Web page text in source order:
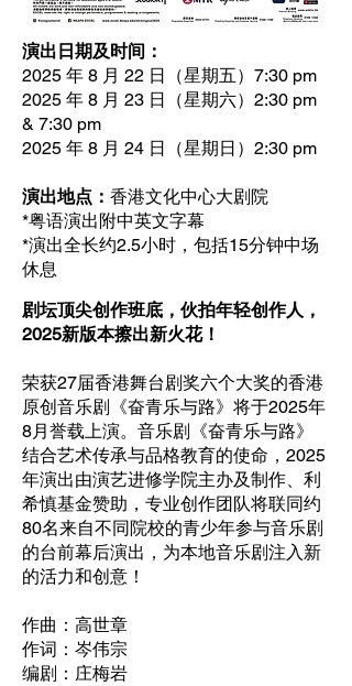
演出日期及时间：
2025 年 8 月 22 日（星期五）7:30 pm
2025 年 8 月 23 日（星期六）2:30 pm
& 7:30 pm
2025 年 8 月 24 日（星期日）2:30 pm
演出地点： 香港文化中心大剧院
*粤语演出附中英文字幕
*演出全长约2.5小时，包括15分钟中场
休息
剧坛顶尖创作班底，伙拍年轻创作人，
2025新版本擦出新火花！
荣获27届香港舞台剧奖六个大奖的香港
原创音乐剧《奋青乐与路》将于2025年
8月誉载上演。音乐剧《奋青乐与路》
结合艺术传承与品格教育的使命，2025
年演出由演艺进修学院主办及制作、利
希慎基金赞助，专业创作团队将联同约
80名来自不同院校的青少年参与音乐剧
的台前幕后演出，为本地音乐剧注入新
的活力和创意！
作曲：高世章
作词：岑伟宗
编剧：庄梅岩